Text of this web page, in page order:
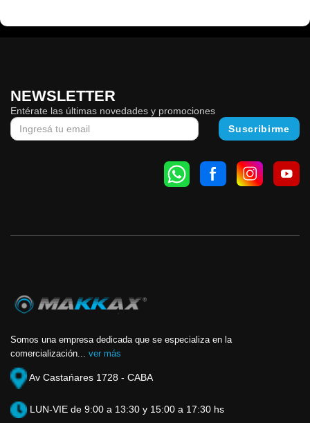
NEWSLETTER
Entérate las últimas novedades y promociones
Somos una empresa dedicada que se especializa en la
comercialización... ver más
Av Castańares 1728 - CABA
LUN-VIE de 9:00 a 13:30 y 15:00 a 17:30 hs